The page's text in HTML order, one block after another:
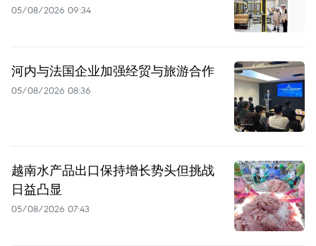
05/08/2026 09:34
河内与法国企业加强经贸与旅游合作
05/08/2026 08:36
越南水产品出口保持增长势头但挑战
日益凸显
05/08/2026 07:43